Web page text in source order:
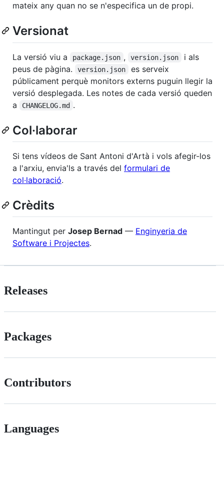
mateix any quan no se n'especifica un de propi.
Versionat
La versió viu a package.json , version.json
i als
peus de pàgina.
version.json
es serveix
públicament perquè monitors externs puguin llegir la
versió desplegada. Les notes de cada versió queden
a
CHANGELOG.md .
Col·laborar
Si tens vídeos de Sant Antoni d'Artà i vols afegir-los
a l'arxiu, envia'ls a través del formulari de
col·laboració.
Crèdits
Mantingut per Josep Bernad — Enginyeria de
Software i Projectes.
Releases
Packages
Contributors
Languages